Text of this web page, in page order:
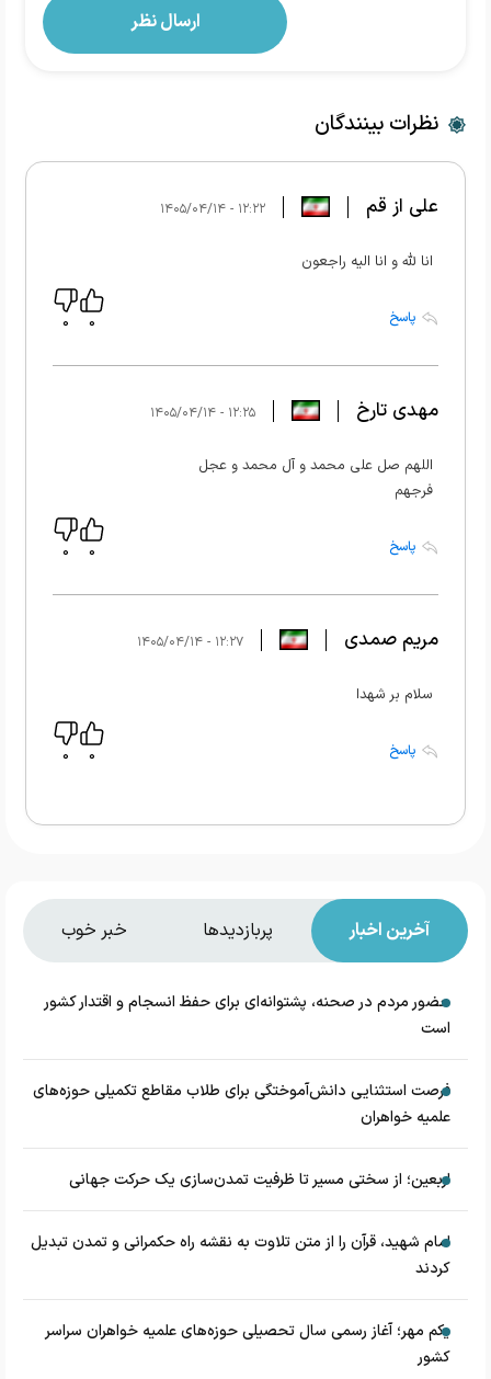
نظرات بینندگان
علی از قم ۱۲:۲۲ - ۱۴۰۵/۰۴/۱۴
انا لله و انا الیه راجعون
پاسخ 0
0
مهدی تارخ ۱۲:۲۵ - ۱۴۰۵/۰۴/۱۴
اللهم صل علی محمد و آل محمد و عجل
فرجهم
پاسخ 0
0
مریم صمدی ۱۲:۲۷ - ۱۴۰۵/۰۴/۱۴
سلام بر شهدا
پاسخ 0
0
آخرین اخبار پربازدیدها خبر خوب
حضور مردم در صحنه، پشتوانه‌ای برای حفظ انسجام و اقتدار کشور
است
فرصت استثنایی دانش‌آموختگی برای طلاب مقاطع تکمیلی حوزه‌های
علمیه خواهران
اربعین؛ از سختی مسیر تا ظرفیت تمدن‌سازی یک حرکت جهانی
امام شهید، قرآن را از متن تلاوت به نقشه راه حکمرانی و تمدن تبدیل
کردند
یکم مهر؛ آغاز رسمی سال تحصیلی حوزه‌های علمیه خواهران سراسر
کشور